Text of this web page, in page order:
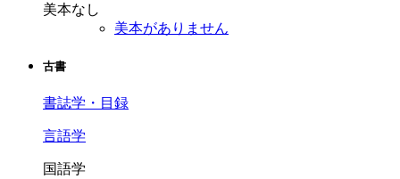
美本なし
美本がありません
古書
書誌学・目録
言語学
国語学